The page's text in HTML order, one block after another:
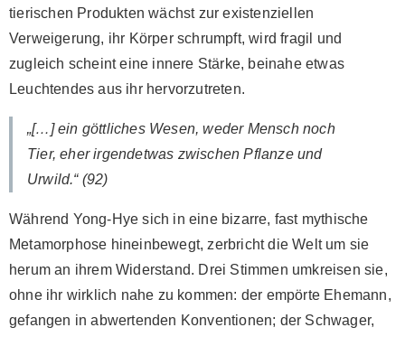
tierischen Produkten wächst zur existenziellen
Verweigerung, ihr Körper schrumpft, wird fragil und
zugleich scheint eine innere Stärke, beinahe etwas
Leuchtendes aus ihr hervorzutreten.
„[…] ein göttliches Wesen, weder Mensch noch
Tier, eher irgendetwas zwischen Pflanze und
Urwild.“ (92)
Während Yong-Hye sich in eine bizarre, fast mythische
Metamorphose hineinbewegt, zerbricht die Welt um sie
herum an ihrem Widerstand. Drei Stimmen umkreisen sie,
ohne ihr wirklich nahe zu kommen: der empörte Ehemann,
gefangen in abwertenden Konventionen; der Schwager,